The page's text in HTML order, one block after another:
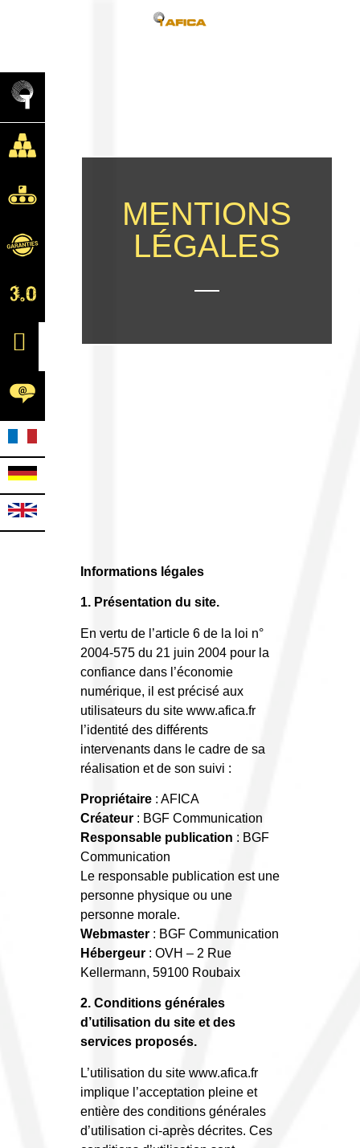
MENTIONS
LÉGALES
Informations légales
1. Présentation du site.
En vertu de l’article 6 de la loi n°
2004-575 du 21 juin 2004 pour la
confiance dans l’économie
numérique, il est précisé aux
utilisateurs du site www.afica.fr
l’identité des différents
intervenants dans le cadre de sa
réalisation et de son suivi :
Propriétaire : AFICA
Créateur : BGF Communication
Responsable publication : BGF
Communication
Le responsable publication est une
personne physique ou une
personne morale.
Webmaster : BGF Communication
Hébergeur : OVH – 2 Rue
Kellermann, 59100 Roubaix
2. Conditions générales
d’utilisation du site et des
services proposés.
L’utilisation du site www.afica.fr
implique l’acceptation pleine et
entière des conditions générales
d’utilisation ci-après décrites. Ces